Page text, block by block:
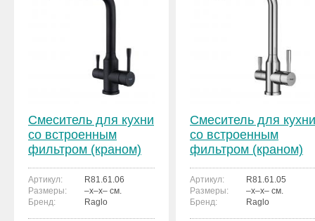
Смеситель для кухни
со встроенным
фильтром (краном)
под питьевую воду
Raglo R81.61.06
Артикул:
R81.61.06
Размеры:
–x–x– см.
Бренд:
Raglo
Смеситель для кухни
со встроенным
фильтром (краном)
под питьевую воду
Raglo R81.61.05
Артикул:
R81.61.05
Размеры:
–x–x– см.
Бренд:
Raglo